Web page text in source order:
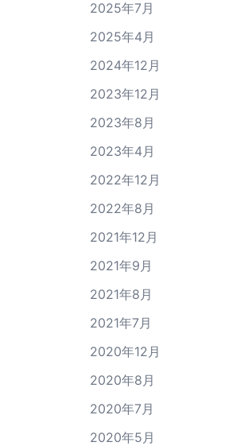
2025年7月
2025年4月
2024年12月
2023年12月
2023年8月
2023年4月
2022年12月
2022年8月
2021年12月
2021年9月
2021年8月
2021年7月
2020年12月
2020年8月
2020年7月
2020年5月